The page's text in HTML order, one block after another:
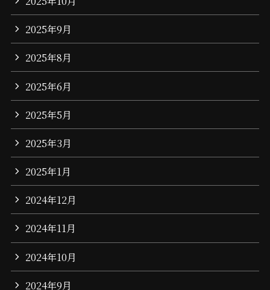
2025年9月
2025年8月
2025年6月
2025年5月
2025年3月
2025年1月
2024年12月
2024年11月
2024年10月
2024年9月